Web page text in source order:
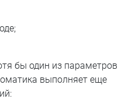
бы один из параметров
выполняет еще